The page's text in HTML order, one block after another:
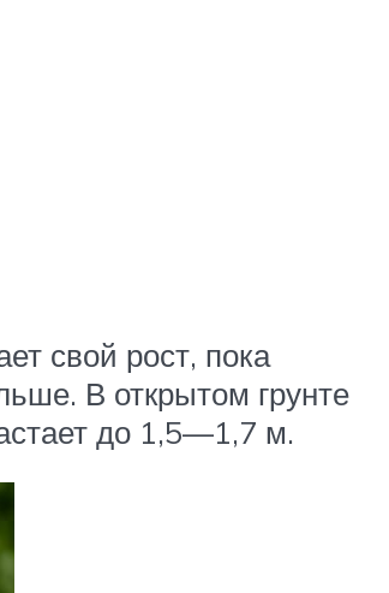
свой рост, пока
В открытом грунте
до 1,5—1,7 м.